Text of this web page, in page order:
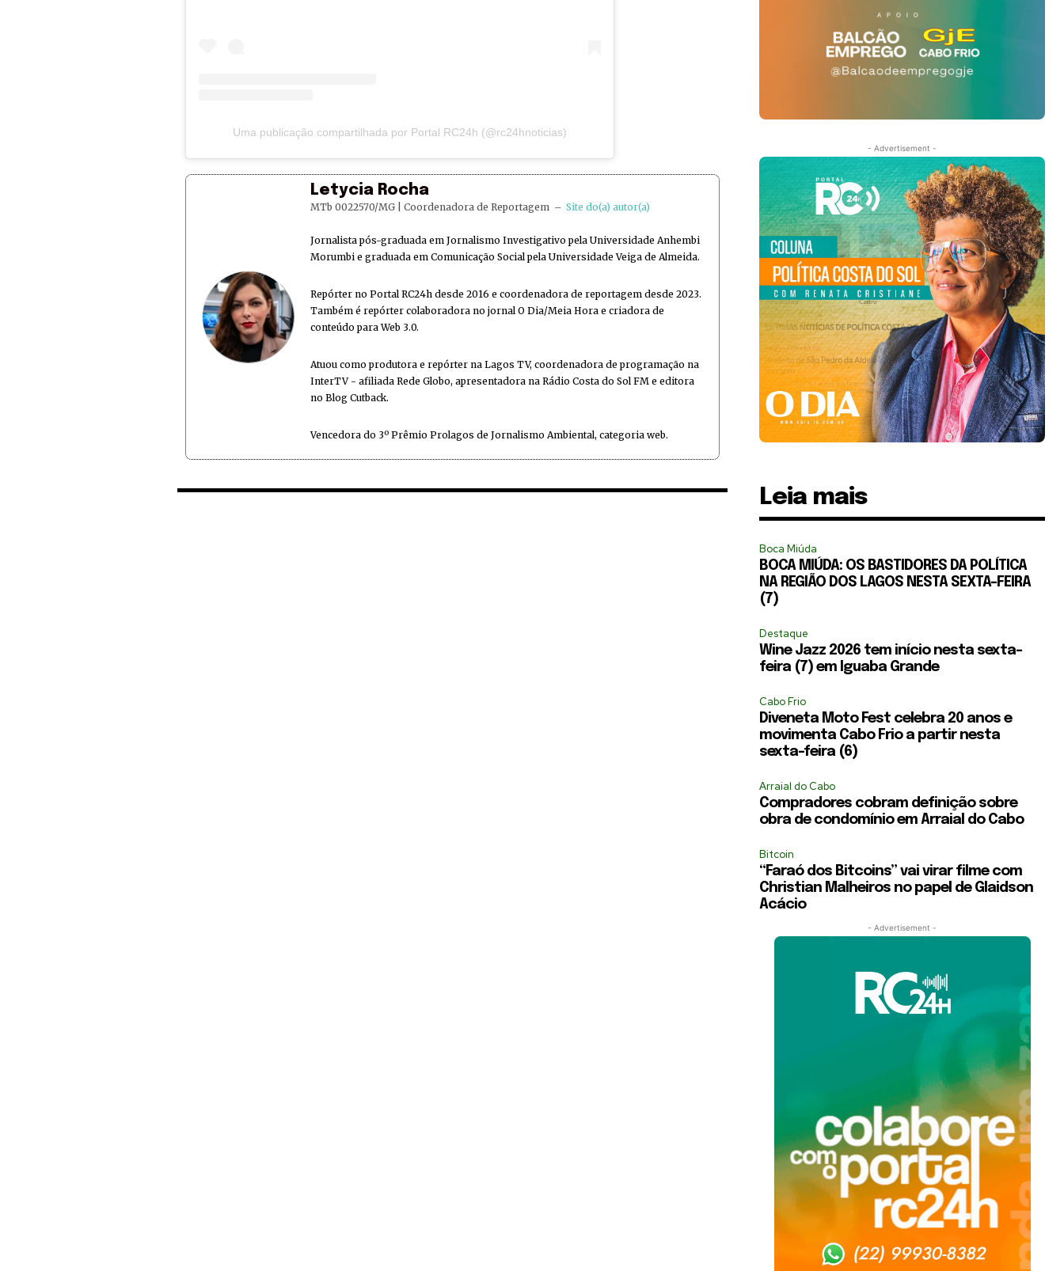
Uma publicação compartilhada por Portal RC24h (@rc24hnoticias)
Letycia Rocha
MTb 0022570/MG | Coordenadora de Reportagem – Site do(a) autor(a)
Jornalista pós-graduada em Jornalismo Investigativo pela Universidade Anhembi
Morumbi e graduada em Comunicação Social pela Universidade Veiga de Almeida.
Repórter no Portal RC24h desde 2016 e coordenadora de reportagem desde 2023.
Também é repórter colaboradora no jornal O Dia/Meia Hora e criadora de
conteúdo para Web 3.0.
Atuou como produtora e repórter na Lagos TV, coordenadora de programação na
InterTV - afiliada Rede Globo, apresentadora na Rádio Costa do Sol FM e editora
no Blog Cutback.
Vencedora do 3º Prêmio Prolagos de Jornalismo Ambiental, categoria web.
- Advertisement -
Leia mais
Boca Miúda
BOCA MIÚDA: OS BASTIDORES DA POLÍTICA
NA REGIÃO DOS LAGOS NESTA SEXTA-FEIRA
(7)
Destaque
Wine Jazz 2026 tem início nesta sexta-
feira (7) em Iguaba Grande
Cabo Frio
Diveneta Moto Fest celebra 20 anos e
movimenta Cabo Frio a partir nesta
sexta-feira (6)
Arraial do Cabo
Compradores cobram definição sobre
obra de condomínio em Arraial do Cabo
Bitcoin
“Faraó dos Bitcoins” vai virar filme com
Christian Malheiros no papel de Glaidson
Acácio
- Advertisement -